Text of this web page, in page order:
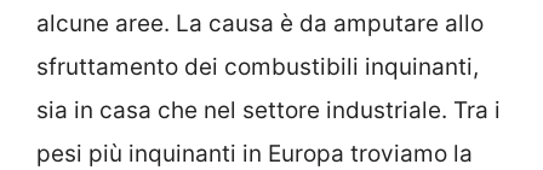
alcune aree. La causa è da amputare allo
sfruttamento dei combustibili inquinanti,
sia in casa che nel settore industriale. Tra i
pesi più inquinanti in Europa troviamo la